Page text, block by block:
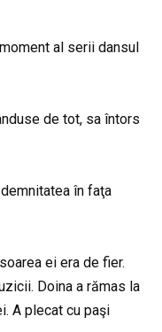
al serii dansul
de tot, sa întors
în faţa
ei era de fier.
Doina a rămas la
A plecat cu paşi